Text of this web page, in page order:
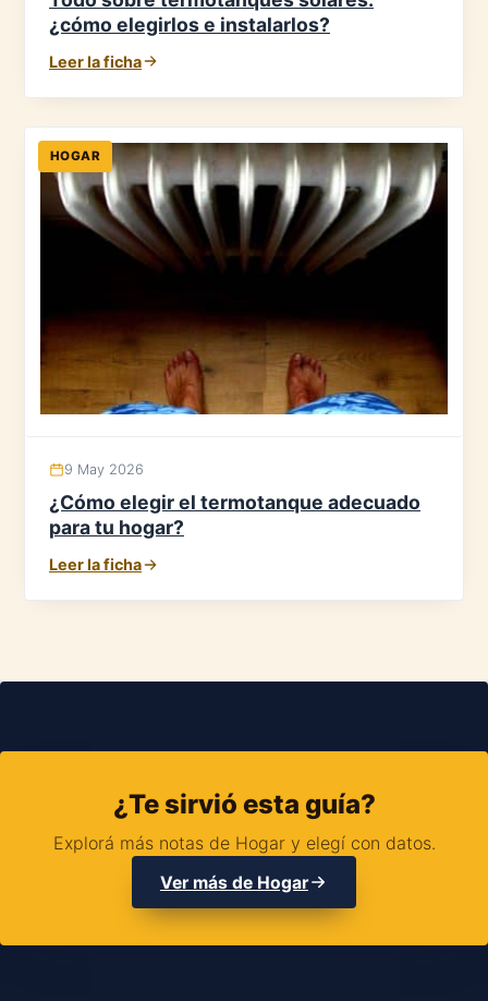
¿cómo elegirlos e instalarlos?
Leer la ficha
HOGAR
9 May 2026
¿Cómo elegir el termotanque adecuado
para tu hogar?
Leer la ficha
¿Te sirvió esta guía?
Explorá más notas de Hogar y elegí con datos.
Ver más de Hogar